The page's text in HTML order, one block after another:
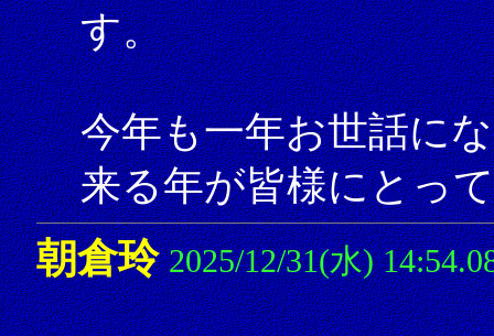
す。
今年も一年お世話に
来る年が皆様にとっ
朝倉玲 2025/12/31(水)